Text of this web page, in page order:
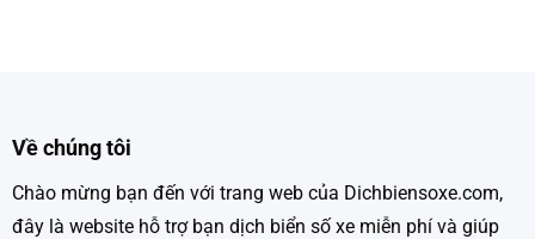
Về chúng tôi
Chào mừng bạn đến với trang web của Dichbiensoxe.com,
đây là website hỗ trợ bạn dịch biển số xe miễn phí và giúp